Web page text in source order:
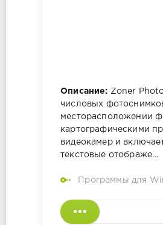
Описание: Zoner
числовых
месторасположении
картографическими
видеокамер и
текстовые отображе…
Программы для